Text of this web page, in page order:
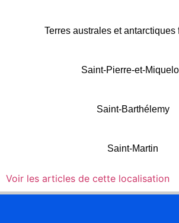
Terres australes et antarctiques
Saint-Pierre-et-
Saint-Barthélemy
Saint-Martin
Voir les articles de cette localisation